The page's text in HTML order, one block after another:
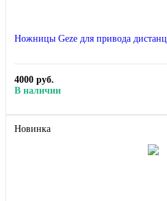
Ножницы Geze для привода
4000 руб.
В наличии
Новинка